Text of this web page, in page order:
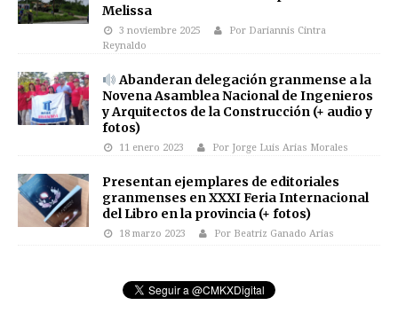
Melissa
3 noviembre 2025
Por Dariannis Cintra
Reynaldo
Abanderan delegación granmense a la
Novena Asamblea Nacional de Ingenieros
y Arquitectos de la Construcción (+ audio y
fotos)
11 enero 2023 Por Jorge Luis Arias Morales
Presentan ejemplares de editoriales
granmenses en XXXI Feria Internacional
del Libro en la provincia (+ fotos)
18 marzo 2023 Por Beatriz Ganado Arias